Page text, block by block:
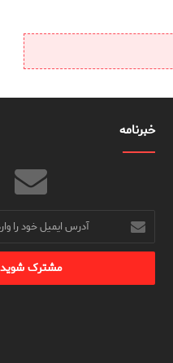
خبرنامه
آدرس
ایمیل
خود
وارد